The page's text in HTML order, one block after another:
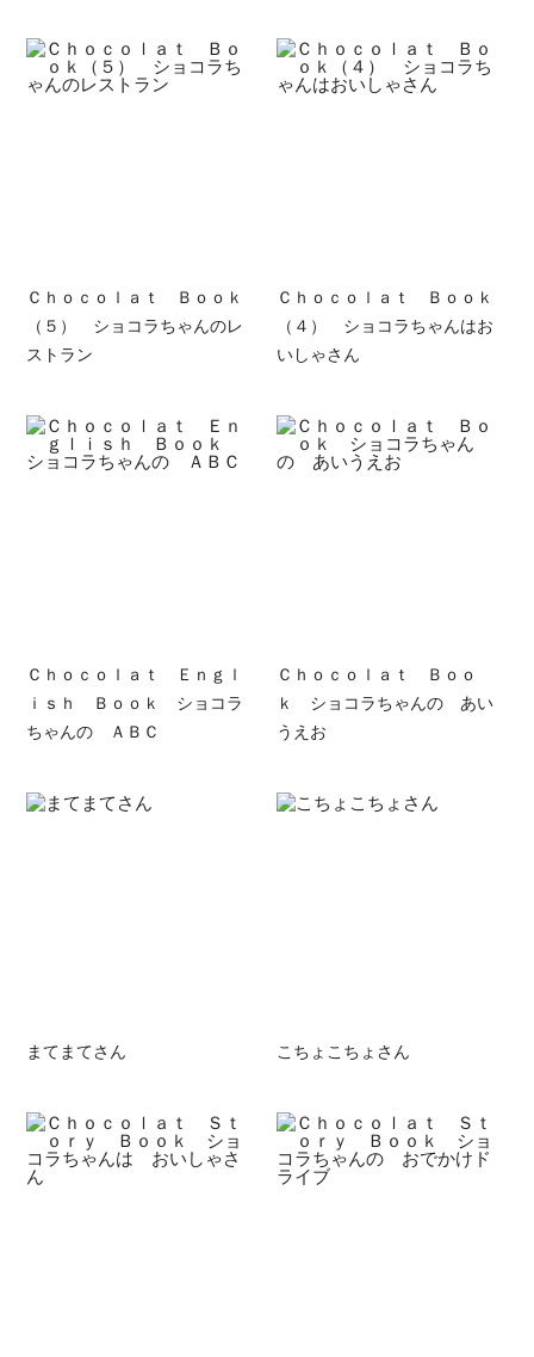
Ｃｈｏｃｏｌａｔ Ｂｏｏｋ
（５） ショコラちゃんのレ
ストラン
Ｃｈｏｃｏｌａｔ Ｂｏｏｋ
（４） ショコラちゃんはお
いしゃさん
Ｃｈｏｃｏｌａｔ Ｅｎｇｌ
ｉｓｈ Ｂｏｏｋ ショコラ
ちゃんの ＡＢＣ
Ｃｈｏｃｏｌａｔ Ｂｏｏ
ｋ ショコラちゃんの あい
うえお
まてまてさん こちょこちょさん